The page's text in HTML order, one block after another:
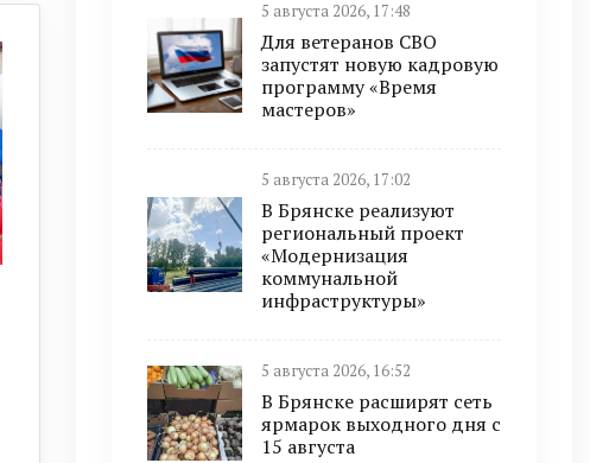
5 августа 2026, 17:48
Для ветеранов СВО
запустят новую кадровую
программу «Время
мастеров»
5 августа 2026, 17:02
В Брянске реализуют
региональный проект
«Модернизация
коммунальной
инфраструктуры»
5 августа 2026, 16:52
В Брянске расширят сеть
ярмарок выходного дня с
15 августа